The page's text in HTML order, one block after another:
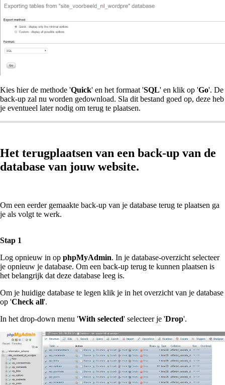
Kies hier de methode 'Quick' en het formaat 'SQL' en klik op 'Go'. De
back-up zal nu worden gedownload. Sla dit bestand goed op, deze heb
je eventueel later nodig om terug te plaatsen.
Het terugplaatsen van een back-up van de
database van jouw website.
Om een eerder gemaakte back-up van je database terug te plaatsen ga
je als volgt te werk.
Stap 1
Log opnieuw in op phpMyAdmin. In je database-overzicht selecteer
je opnieuw je database. Om een back-up terug te kunnen plaatsen is
het belangrijk dat deze database leeg is.
Om je huidige database te legen klik je in het overzicht van je database
op 'Check all'.
In het drop-down menu 'With selected' selecteer je 'Drop'.